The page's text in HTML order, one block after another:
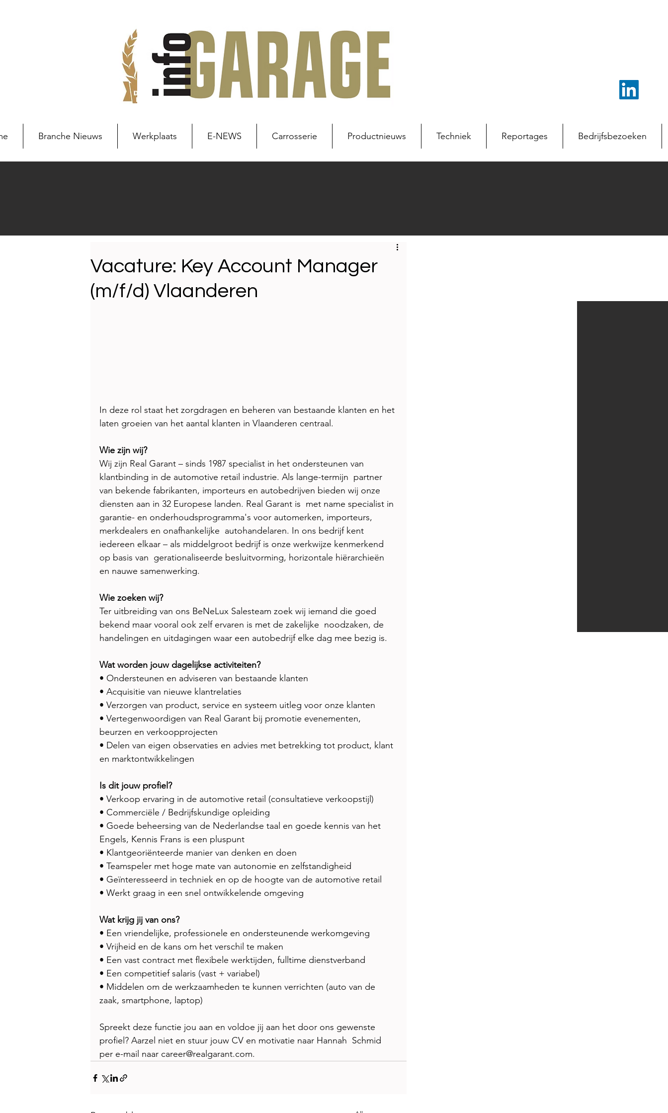
Branche Nieuws Werkplaats E-NEWS Carrosserie Productnieuws Techniek Reportages Bedrijfsbezoeken
Reportages
Vacature: Key Account Manager
(m/f/d) Vlaanderen
In deze rol staat het zorgdragen en beheren van bestaande klanten en het
laten groeien van het aantal klanten in Vlaanderen centraal.
Wie zijn wij?
Wij zijn Real Garant – sinds 1987 specialist in het ondersteunen van
klantbinding in de automotive retail industrie. Als lange-termijn  partner
van bekende fabrikanten, importeurs en autobedrijven bieden wij onze
diensten aan in 32 Europese landen. Real Garant is  met name specialist in
garantie- en onderhoudsprogramma's voor automerken, importeurs,
merkdealers en onafhankelijke  autohandelaren. In ons bedrijf kent
iedereen elkaar – als middelgroot bedrijf is onze werkwijze kenmerkend
op basis van  gerationaliseerde besluitvorming, horizontale hiërarchieën
en nauwe samenwerking.
Wie zoeken wij?
Ter uitbreiding van ons BeNeLux Salesteam zoek wij iemand die goed
bekend maar vooral ook zelf ervaren is met de zakelijke  noodzaken, de
handelingen en uitdagingen waar een autobedrijf elke dag mee bezig is.
Wat worden jouw dagelijkse activiteiten?
• Ondersteunen en adviseren van bestaande klanten
• Acquisitie van nieuwe klantrelaties
• Verzorgen van product, service en systeem uitleg voor onze klanten
• Vertegenwoordigen van Real Garant bij promotie evenementen,
beurzen en verkoopprojecten
• Delen van eigen observaties en advies met betrekking tot product, klant
en marktontwikkelingen
Is dit jouw profiel?
• Verkoop ervaring in de automotive retail (consultatieve verkoopstijl)
• Commerciële / Bedrijfskundige opleiding
• Goede beheersing van de Nederlandse taal en goede kennis van het
Engels, Kennis Frans is een pluspunt
• Klantgeoriënteerde manier van denken en doen
• Teamspeler met hoge mate van autonomie en zelfstandigheid
• Geïnteresseerd in techniek en op de hoogte van de automotive retail
• Werkt graag in een snel ontwikkelende omgeving
Wat krijg jij van ons?
• Een vriendelijke, professionele en ondersteunende werkomgeving
• Vrijheid en de kans om het verschil te maken
• Een vast contract met flexibele werktijden, fulltime dienstverband
• Een competitief salaris (vast + variabel)
• Middelen om de werkzaamheden te kunnen verrichten (auto van de
zaak, smartphone, laptop)
Spreekt deze functie jou aan en voldoe jij aan het door ons gewenste
profiel? Aarzel niet en stuur jouw CV en motivatie naar Hannah  Schmid
per e-mail naar career@realgarant.com.